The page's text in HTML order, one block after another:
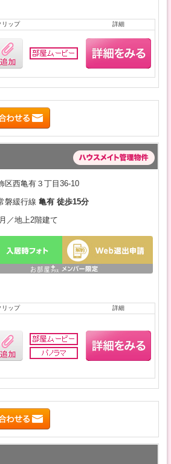
リップ 詳細
区西亀有３丁目36-10
磐緩行線 亀有 徒歩15分
／地上2階建て
リップ 詳細